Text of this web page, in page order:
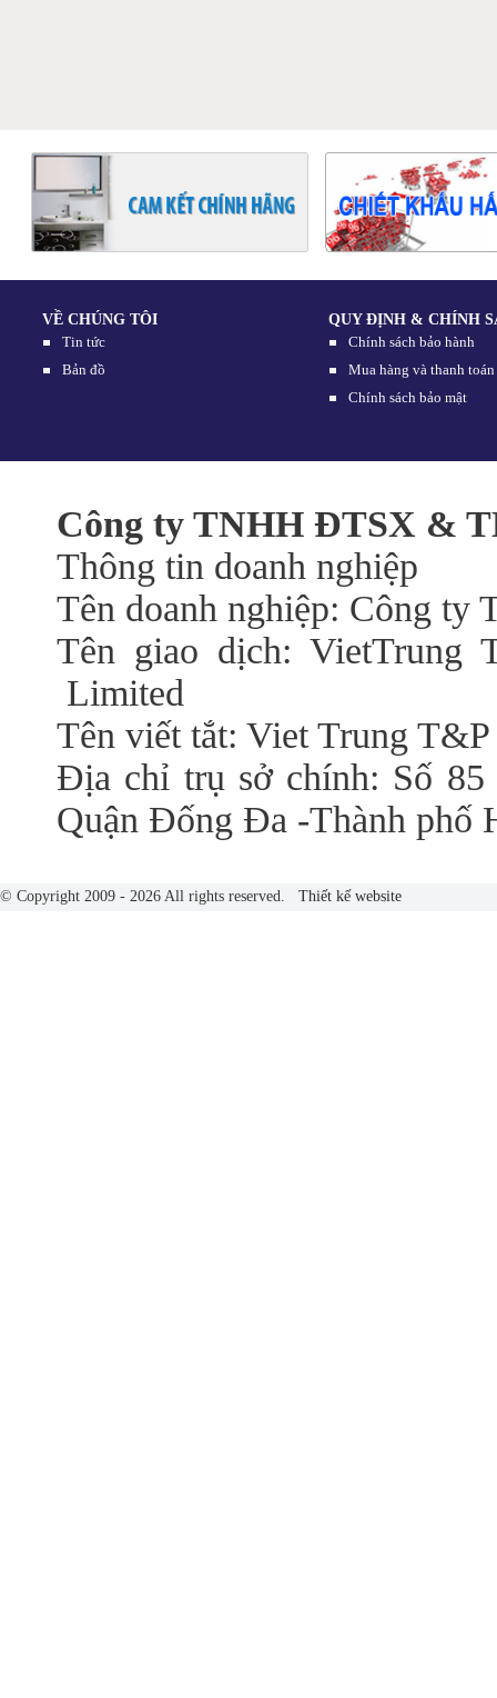
VỀ CHÚNG TÔI
Tin tức
Bản đồ
QUY ĐỊNH & CHÍNH
Chính sách bảo hành
Mua hàng và thanh toán
Chính sách bảo mật
Công ty TNHH ĐTSX &
Thông tin doanh nghiệp
Tên doanh nghiệp: Công
Tên giao dịch: VietTrung
Limited
Tên viết tắt: Viet Trung
Địa chỉ trụ sở chính: Số
Quận Đống Đa -Thành phố
© Copyright 2009 - 2026 All rights reserved. Thiết kế website